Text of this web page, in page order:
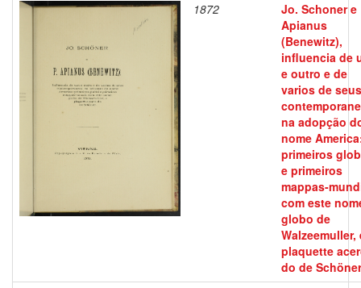
1872
Jo. Schoner e
Apianus
(Benewitz),
influencia de
e outro e de
varios de seus
na adopção
nome
primeiros
e primeiros
mappas-
com este
globo de
Walzeemuller,
plaquette
do de Schöner